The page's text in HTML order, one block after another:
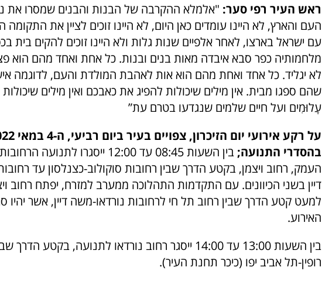
ראש העיר רפי סער: "אלמלא ההקרבה של הבנות והבנים שמסרו את
העם והארץ, לא היינו עומדים כאן היום, לא היינו זוכים לציין את
עם ישראל בארצו, לאחר אלפיים שנות גלות ולא היינו זוכים להקים בית
מלחמותיה כפר סבא איבדה מאות בנים ובנות. כל אחת ואחד מהם הוא
לא יגליד. כל אחד ואחת מהם הוא אות לאהבת המולדת והעם, לדוגמה
שהם ספגו מבית. אין מילים שיכולות להפיג את כאבכם ואין מילים
עָלוּמִים ועל חיים שלמים שנגדעו בטרם עת”
בהסדרי התנועה;
בין השעות 08:45 עד 12:00 ייסגרו
העמק, רחוב ויצמן, בקטע הדרך שבין רחובות סוקולוב-כצנלסון עד
דיין בשני הכיוונים. עם התקדמות התהלוכה ממערב למזרח, יפתח רחוב
למעט קטע הדרך שבין רחוב תל חי לרחובות נורדאו-משה דיין, אשר יהיו
האירוע.
בין השעות 13:00 עד 14:00 ייסגר רחוב נורדאו לתנועה, בקטע
רופין-תל אביב יפו (כיכר תחנת העיר).